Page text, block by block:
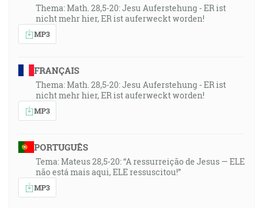
Thema: Math. 28,5-20: Jesu Auferstehung - ER ist
nicht mehr hier, ER ist auferweckt worden!
MP3
FRANÇAIS
Thema: Math. 28,5-20: Jesu Auferstehung - ER ist
nicht mehr hier, ER ist auferweckt worden!
MP3
PORTUGUÊS
Tema: Mateus 28,5-20: “A ressurreição de Jesus — ELE
não está mais aqui, ELE ressuscitou!”
MP3